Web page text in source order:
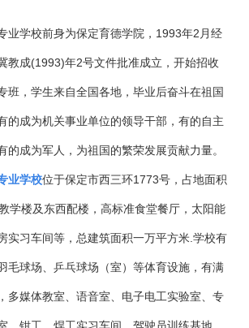
业学校前身为保定育德学院，1993年2 月经
教成(1993)年2号文件批准成立 ，开始招收
班，学生来自全国各地，毕业后奋斗在祖国
的成为机关事业单位的领导干部，有的自主
的成为军人，为祖国的繁荣发展贡献力量。
业学校位于保定市西三环1773号 ， 占地面积
学楼及东西配楼，高标准食堂餐厅，太阳能
实习车间等， 总建筑面积一万平方米 学校有
毛球场、乒乓球场（室）等体育设施，有满
多媒体教室、语音室、电子电工实验室、专